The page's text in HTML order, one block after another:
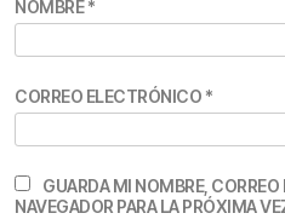
NOMBRE*
CORREO ELECTRÓNICO *
GUARDA MI NOMBRE,
NAVEGADOR PARA LA PRÓXIMA